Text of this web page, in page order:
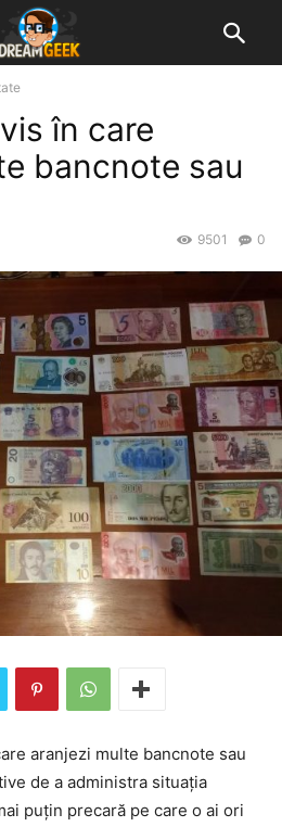
în care
bancnote sau
0
9501
aranjezi multe bancnote sau
de a administra situația
puțin precară pe care o ai ori